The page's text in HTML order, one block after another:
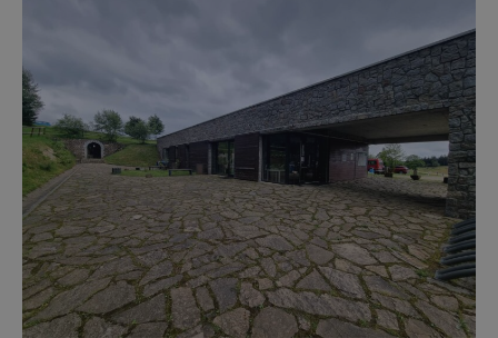
některé události spojené s touto významnou